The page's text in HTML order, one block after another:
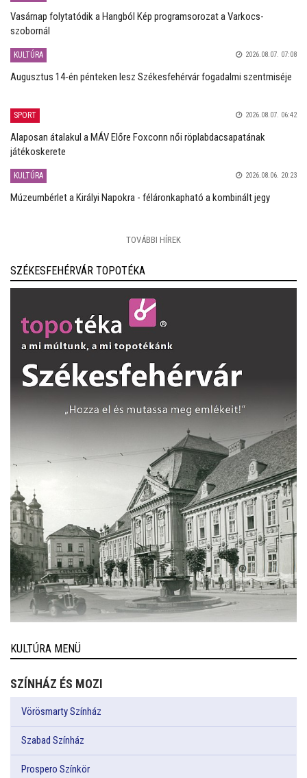
Vasárnap folytatódik a Hangból Kép programsorozat a Varkocs-
szobornál
KULTÚRA 2026.08.07. 07:08
Augusztus 14-én pénteken lesz Székesfehérvár fogadalmi szentmiséje
SPORT 2026.08.07. 06:42
Alaposan átalakul a MÁV Előre Foxconn női röplabdacsapatának
játékoskerete
KULTÚRA 2026.08.06. 20:23
Múzeumbérlet a Királyi Napokra - féláronkapható a kombinált jegy
TOVÁBBI HÍREK
SZÉKESFEHÉRVÁR TOPOTÉKA
KULTÚRA MENÜ
SZÍNHÁZ ÉS MOZI
Vörösmarty Színház
Szabad Színház
Prospero Színkör